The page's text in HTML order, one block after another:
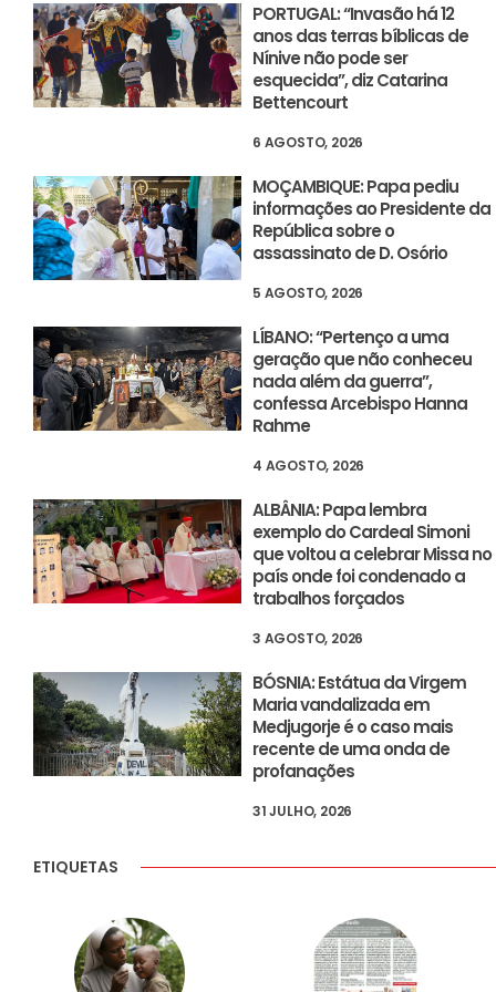
PORTUGAL: “Invasão há 12
anos das terras bíblicas de
Nínive não pode ser
esquecida”, diz Catarina
Bettencourt
6 AGOSTO, 2026
MOÇAMBIQUE: Papa pediu
informações ao Presidente da
República sobre o
assassinato de D. Osório
5 AGOSTO, 2026
LÍBANO: “Pertenço a uma
geração que não conheceu
nada além da guerra”,
confessa Arcebispo Hanna
Rahme
4 AGOSTO, 2026
ALBÂNIA: Papa lembra
exemplo do Cardeal Simoni
que voltou a celebrar Missa no
país onde foi condenado a
trabalhos forçados
3 AGOSTO, 2026
BÓSNIA: Estátua da Virgem
Maria vandalizada em
Medjugorje é o caso mais
recente de uma onda de
profanações
31 JULHO, 2026
ETIQUETAS